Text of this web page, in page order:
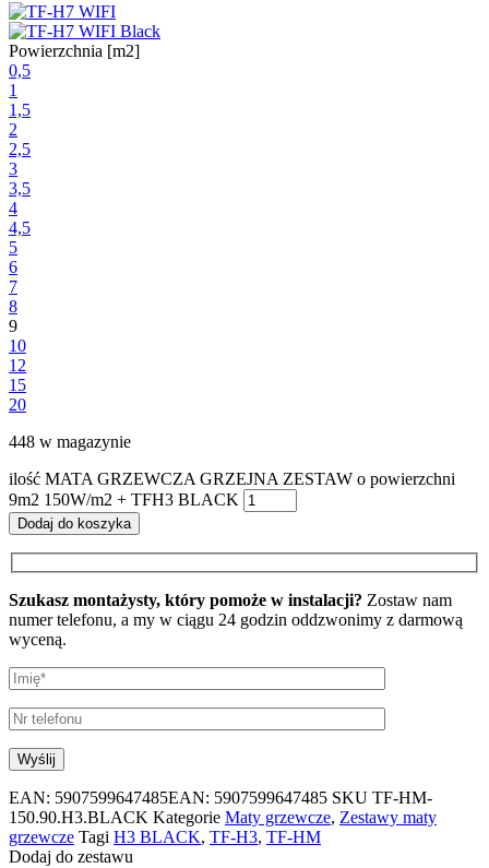
Powierzchnia [m2]
0,5
1
1,5
2
2,5
3
3,5
4
4,5
5
6
7
8
9
10
12
15
20
448 w magazynie
ilość MATA GRZEWCZA GRZEJNA ZESTAW o powierzchni
9m2 150W/m2 + TFH3 BLACK
Dodaj do koszyka
Szukasz montażysty, który pomoże w instalacji? Zostaw nam
numer telefonu, a my w ciągu 24 godzin oddzwonimy z darmową
wyceną.
EAN: 5907599647485EAN: 5907599647485 SKU TF-HM-
150.90.H3.BLACK Kategorie Maty grzewcze, Zestawy maty
grzewcze Tagi H3 BLACK, TF-H3, TF-HM
Dodaj do zestawu